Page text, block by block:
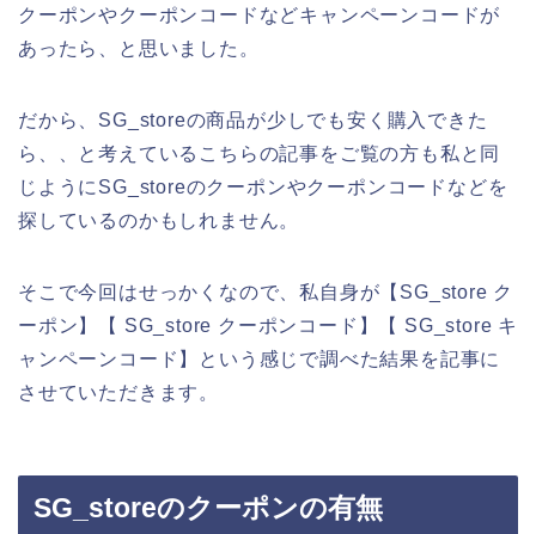
クーポンやクーポンコードなどキャンペーンコードが
あったら、と思いました。
だから、SG_storeの商品が少しでも安く購入できた
ら、、と考えているこちらの記事をご覧の方も私と同
じようにSG_storeのクーポンやクーポンコードなどを
探しているのかもしれません。
そこで今回はせっかくなので、私自身が【SG_store ク
ーポン】【 SG_store クーポンコード】【 SG_store キ
ャンペーンコード】という感じで調べた結果を記事に
させていただきます。
SG_storeのクーポンの有無